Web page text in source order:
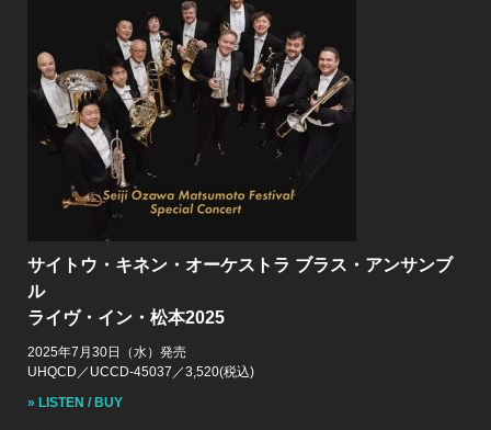
サイトウ・キネン・オーケストラ ブラス・アンサンブ
ル
ライヴ・イン・松本2025
2025年7月30日（水）発売
UHQCD／UCCD-45037／3,520(税込)
» LISTEN / BUY